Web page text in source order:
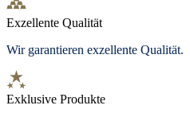
Exzellente Qualität
Wir garantieren exzellente Qualität.
Exklusive Produkte